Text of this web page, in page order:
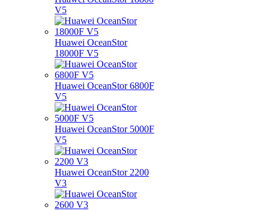
V5
Huawei OceanStor
18000F V5
Huawei OceanStor 6800F
V5
Huawei OceanStor 5000F
V5
Huawei OceanStor 2200
V3